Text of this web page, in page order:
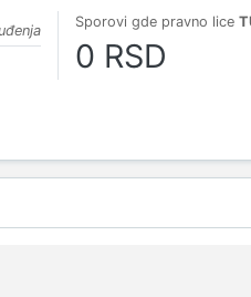
Sporovi gde pravno lice
0 RSD